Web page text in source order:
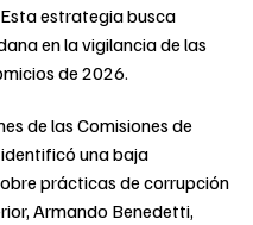
estrategia busca
en la vigilancia de las
de 2026.
de las Comisiones de
una baja
prácticas de corrupción
Armando Benedetti,